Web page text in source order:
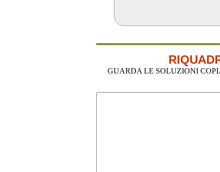
GUARDA LE SOLUZIONI